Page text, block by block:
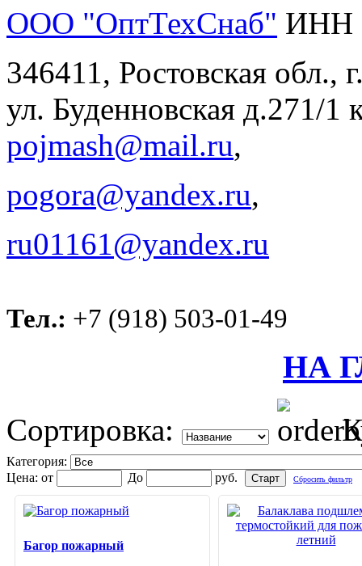
ООО "ОптТехСнаб" ИНН
346411, Ростовская обл.,
ул. Буденновская д.271/1
pojmash@mail.ru,
pogora@yandex.ru,
ru01161@yandex.ru
Тел.: +7 (918) 503-01-49
НА
Сортировка:
Категория:
Цена: от До руб. Сбросить фильтр
Багор пожарный